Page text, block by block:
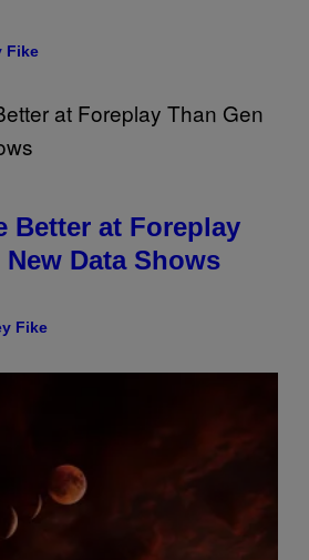
Fike
Better at Foreplay
Data Shows
Fike